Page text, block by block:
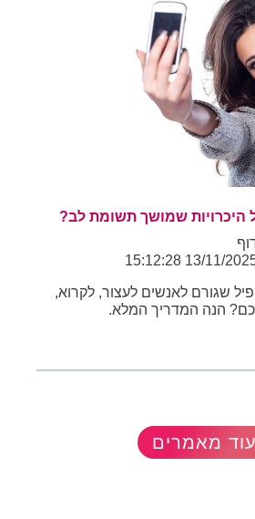
היכרויות שמושך תשומת לב?
שגורם לאנשים לעצור, לקרוא,
הנה המדריך המלא.
עוד מאמרים